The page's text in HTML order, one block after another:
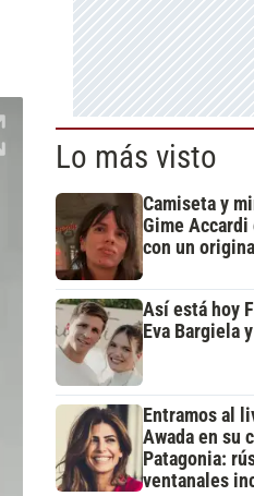
Lo más visto
Camiseta y
Gime Accardi
con un
Así está hoy
Eva Bargiela
Entramos al
Awada en su
Patagonia:
ventanales